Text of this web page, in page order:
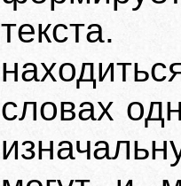
текста.
словах